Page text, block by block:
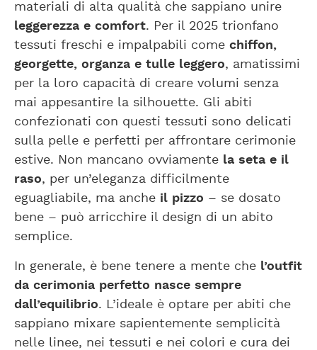
materiali di alta qualità che sappiano unire
leggerezza e comfort. Per il 2025 trionfano
tessuti freschi e impalpabili come chiffon,
georgette, organza e tulle leggero, amatissimi
per la loro capacità di creare volumi senza
mai appesantire la silhouette. Gli abiti
confezionati con questi tessuti sono delicati
sulla pelle e perfetti per affrontare cerimonie
estive. Non mancano ovviamente la seta e il
raso, per un’eleganza difficilmente
eguagliabile, ma anche il pizzo – se dosato
bene – può arricchire il design di un abito
semplice.
In generale, è bene tenere a mente che l’outfit
da cerimonia perfetto nasce sempre
dall’equilibrio. L’ideale è optare per abiti che
sappiano mixare sapientemente semplicità
nelle linee, nei tessuti e nei colori e cura dei